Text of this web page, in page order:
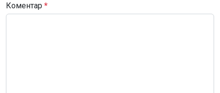
Коментар *